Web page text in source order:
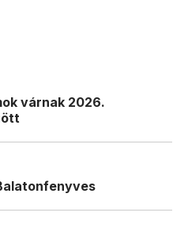
várnak 2026.